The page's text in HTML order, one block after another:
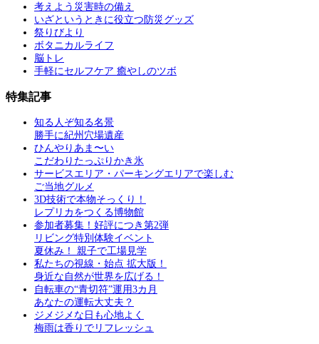
考えよう災害時の備え
いざというときに役立つ防災グッズ
祭りびより
ボタニカルライフ
脳トレ
手軽にセルフケア 癒やしのツボ
特集記事
知る人ぞ知る名景
勝手に紀州穴場遺産
ひんやりあま〜い
こだわりたっぷりかき氷
サービスエリア・パーキングエリアで楽しむ
ご当地グルメ
3D技術で本物そっくり！
レプリカをつくる博物館
参加者募集！好評につき第2弾
リビング特別体験イベント
夏休み！ 親子で工場見学
私たちの視線・始点 拡大版！
身近な自然が世界を広げる！
自転車の“青切符”運用3カ月
あなたの運転大丈夫？
ジメジメな日も心地よく
梅雨は香りでリフレッシュ